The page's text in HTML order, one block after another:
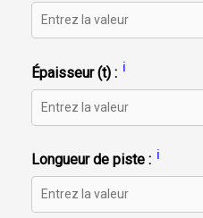
Épaisseur (t) : ℹ️
Longueur de piste : ℹ️